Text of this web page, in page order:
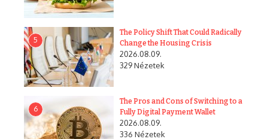
5
The Policy Shift That Could Radically
Change the Housing Crisis
2026.08.09.
329 Nézetek
6
The Pros and Cons of Switching to a
Fully Digital Payment Wallet
2026.08.09.
336 Nézetek